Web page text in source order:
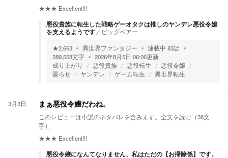
★★★ Excellent!!!
悪役貴族に転生した戦略ゲーオタクは推しのヤンデレ悪役令嬢
を支えるようです／ ビッグベアー
★2,663 異世界ファンタジー 連載中 83話
389,558文字 2026年8月5日 06:06更新
成り上がり
悪役貴族 悪役転生
悪役令嬢
曇らせ
ヤンデレ ゲーム転生 異世界転生
3月3日 まぁ悪役令嬢だわね。
このレビューは小説のネタバレを含みます。 全文を読む（38文
字）
★★★ Excellent!!!
悪役令嬢になんてなりません、私はただの【お掃除係】です。